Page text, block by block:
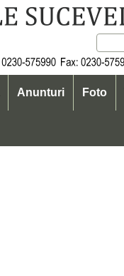
Anunturi Foto